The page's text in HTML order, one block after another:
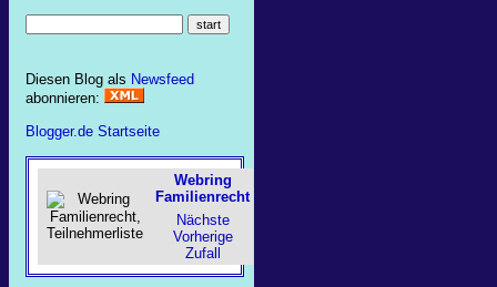
Diesen Blog als Newsfeed
abonnieren:
Blogger.de Startseite
Webring
Familienrecht
Nächste
Vorherige
Zufall